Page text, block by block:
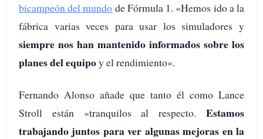
bicampeón del mundo de Fórmula 1. «Hemos ido a la
fábrica varias veces para usar los simuladores y
siempre nos han mantenido informados sobre los
planes del equipoy el rendimiento».
Fernando Alonso añade que tanto él como Lance
Stroll están «tranquilos al respecto. Estamos
trabajando juntos para ver algunas mejoras en la